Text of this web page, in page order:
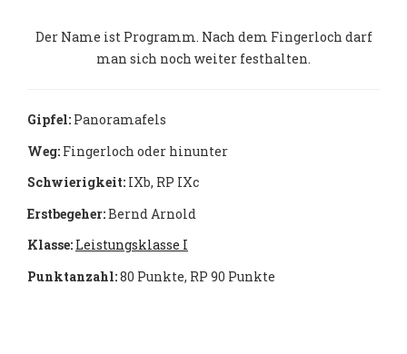
Der Name ist Programm. Nach dem Fingerloch darf
man sich noch weiter festhalten.
Gipfel: Panoramafels
Weg: Fingerloch oder hinunter
Schwierigkeit: IXb, RP IXc
Erstbegeher:Bernd Arnold
Klasse: Leistungsklasse I
Punktanzahl:80 Punkte, RP 90 Punkte